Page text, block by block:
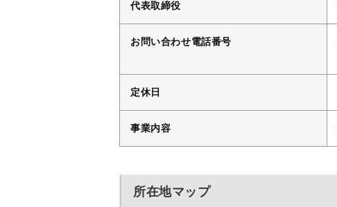
代表取締役
お問い合わせ電話番号
定休日
事業内容
所在地マップ